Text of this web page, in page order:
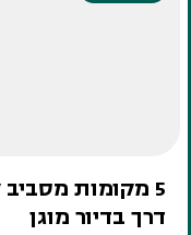
5 מקומות
דרך בדיור מוגן